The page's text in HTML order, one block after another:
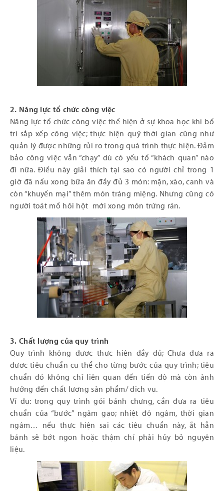
2. Năng lực tổ chức công việc
Năng lực tổ chức công việc thể hiện ở sự khoa học khi bố
trí sắp xếp công việc; thực hiện quỹ thời gian cũng như
quản lý được những rủi ro trong quá trình thực hiện. Đảm
bảo công việc vẫn “chạy” dù có yếu tố “khách quan” nào
đi nữa. Điều này giải thích tại sao có người chỉ trong 1
giờ đã nấu xong bữa ăn đầy đủ 3 món: mặn, xào, canh và
còn “khuyến mại” thêm món tráng miệng. Nhưng cũng có
người toát mồ hôi hột mới xong món trứng rán.
3. Chất lượng của quy trình
Quy trình không được thực hiện đầy đủ; Chưa đưa ra
được tiêu chuẩn cụ thể cho từng bước của quy trình; tiêu
chuẩn đó không chỉ liên quan đến tiến độ mà còn ảnh
hưởng đến chất lượng sản phẩm/ dịch vụ.
Ví dụ: trong quy trình gói bánh chưng, cần đưa ra tiêu
chuẩn của “bước” ngâm gạo; nhiệt độ ngâm, thời gian
ngâm… nếu thực hiện sai các tiêu chuẩn này, ắt hẳn
bánh sẽ bớt ngon hoặc thậm chí phải hủy bỏ nguyên
liệu.